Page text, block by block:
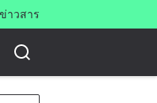
าวสาร